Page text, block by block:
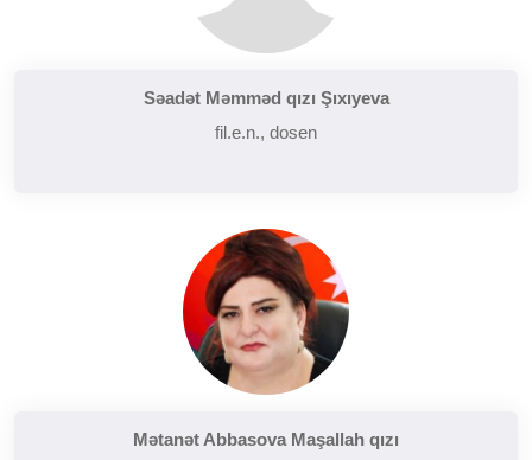
Səadət Məmməd qızı Şıxıyeva
fil.e.n., dosen
Mətanət Abbasova Maşallah qızı